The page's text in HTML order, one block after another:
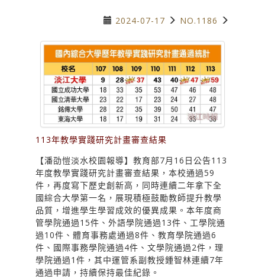
2024-07-17 NO.1186
113年教學實踐研究計畫審查結果
【潘劭愷淡水校園報導】教育部7月16日公告113
年度教學實踐研究計畫審查結果，本校通過59
件，再度寫下歷史創新高，同時連續二年拿下全
國綜合大學第一名，展現積極鼓勵教師提升教學
品質，增進學生學習成效的優異成果。本年度商
管學院通過15件、外語學院通過13件、工學院通
過10件、體育事務處通過8件、教育學院通過6
件、國際事務學院通過4件、文學院通過2件，理
學院通過1件，其中運管系副教授鍾智林連續7年
通過申請，持續保持最佳紀錄。